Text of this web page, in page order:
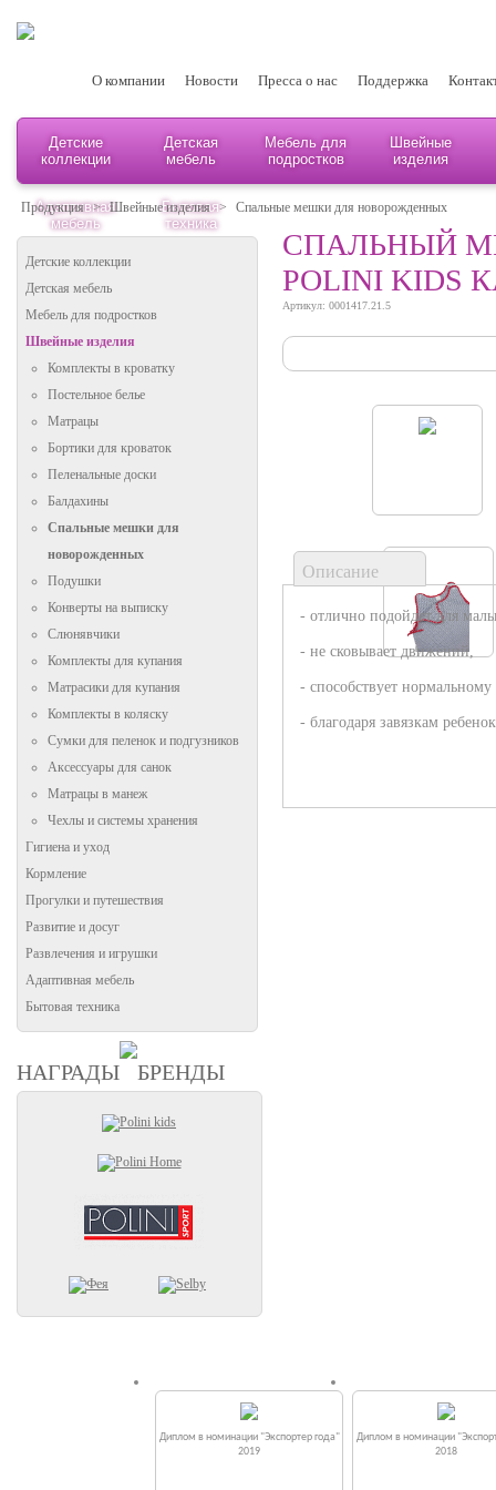
О компании Новости Пресса о нас Поддержка
Детские
коллекции
Детская
мебель
Мебель для
подростков
Швейные
изделия
Адаптивная
мебель
Бытовая
техника
Продукция > Швейные изделия > Спальные мешки для новорожденных
Детские коллекции
Детская мебель
Мебель для подростков
Швейные изделия
Комплекты в кроватку
Постельное белье
Матрацы
Бортики для кроваток
Пеленальные доски
Балдахины
Спальные мешки для
новорожденных
Подушки
Конверты на выписку
Слюнявчики
Комплекты для купания
Матрасики для купания
Комплекты в коляску
Сумки для пеленок и подгузников
Аксессуары для санок
Матрацы в манеж
Чехлы и системы хранения
Гигиена и уход
Кормление
Прогулки и путешествия
Развитие и досуг
Развлечения и игрушки
Адаптивная мебель
Бытовая техника
НАГРАДЫ БРЕНДЫ
СПАЛЬНЫЙ
POLINI KIDS
Артикул: 0001417.21.5
Описание
- отлично подойдет для
- не сковывает движений,
- способствует
- благодаря завязкам
Диплом в номинации "Экспортер года"
2019
Диплом в номинации
2018